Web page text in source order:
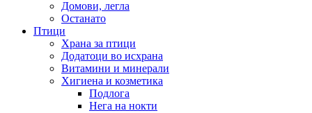
Домови, легла
Останато
Птици
Храна за птици
Додатоци во исхрана
Витамини и минерали
Хигиена и козметика
Подлога
Нега на нокти